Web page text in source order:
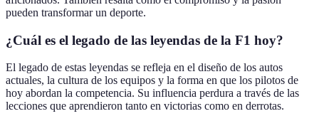
pueden transformar un deporte.
¿Cuál es el legado de las leyendas de la F1 hoy?
El legado de estas leyendas se refleja en el diseño de los autos
actuales, la cultura de los equipos y la forma en que los pilotos de
hoy abordan la competencia. Su influencia perdura a través de las
lecciones que aprendieron tanto en victorias como en derrotas.